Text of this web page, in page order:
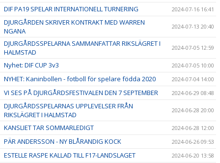
DIF PA19 SPELAR INTERNATIONELL TURNERING 2024-07-16 16:41
DJURGÅRDEN SKRIVER KONTRAKT MED WARREN
NGANA
2024-07-13 20:40
DJURGÅRDSSPELARNA SAMMANFATTAR RIKSLÄGRET I
HALMSTAD
2024-07-05 12:59
Nyhet: DIF CUP 3v3 2024-07-05 10:00
NYHET: Kaninbollen - fotboll för spelare födda 2020 2024-07-04 14:00
VI SES PÅ DJURGÅRDSFESTIVALEN DEN 7 SEPTEMBER 2024-06-29 08:48
DJURGÅRDSSPELARNAS UPPLEVELSER FRÅN
RIKSLÄGRET I HALMSTAD
2024-06-28 20:00
KANSLIET TAR SOMMARLEDIGT 2024-06-28 12:00
PÄR ANDERSSON - NY BLÅRANDIG KOCK 2024-06-26 09:53
ESTELLE RASPE KALLAD TILL F17-LANDSLAGET 2024-06-20 13:58